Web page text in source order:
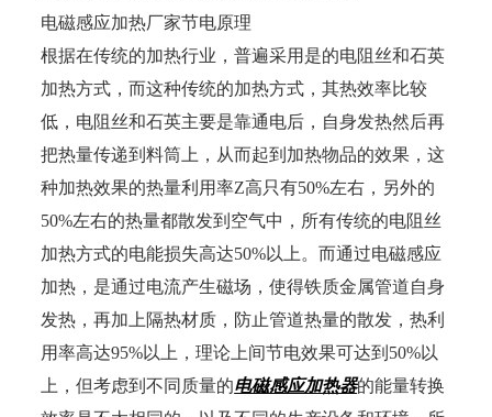
电磁感应加热厂家节电原理
根据在传统的加热行业，普遍采用是的电阻丝和石英
加热方式，而这种传统的加热方式，其热效率比较
低，电阻丝和石英主要是靠通电后，自身发热然后再
把热量传递到料筒上，从而起到加热物品的效果，这
种加热效果的热量利用率Z高只有50%左右，另外的
50%左右的热量都散发到空气中，所有传统的电阻丝
加热方式的电能损失高达50%以上。而通过电磁感应
加热，是通过电流产生磁场，使得铁质金属管道自身
发热，再加上隔热材质，防止管道热量的散发，热利
用率高达95%以上，理论上间节电效果可达到50%以
上，但考虑到不同质量的电磁感应加热器的能量转换